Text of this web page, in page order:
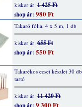
kisker ár: 1 425 Ft
shop ár: 980 Ft
Takaró fólia, 4 x 5 m, 1 db
kisker ár: 655 Ft
shop ár: 550 Ft
Takarékos ecset készlet 30
tartó
kisker ár: 11 420 Ft
9 300 Ft